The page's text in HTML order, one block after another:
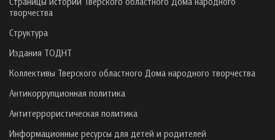
творчества
Структура
Издания ТОДНТ
Коллективы Тверского областного Дома народного творчества
Антикоррупционная политика
Антитеррористическая политика
Информационные ресурсы для детей и родителей